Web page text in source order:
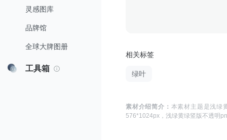
灵感图库
品牌馆
全球大牌图册
工具箱
相关标签
绿叶
素材介绍简介： 本素材主题是浅绿
576*1024px， 浅绿黄绿竖版不透明